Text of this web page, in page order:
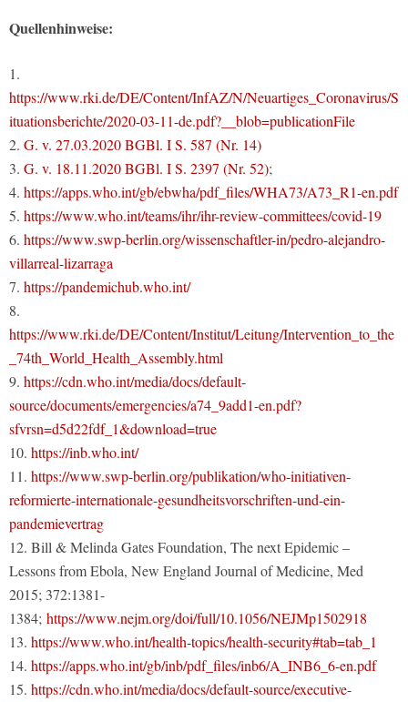
Quellenhinweise:
1.
https://www.rki.de/DE/Content/InfAZ/N/Neuartiges_Coronavirus/S
ituationsberichte/2020-03-11-de.pdf?__blob=publicationFile
2. G. v. 27.03.2020 BGBl. I S. 587 (Nr. 14)
3. G. v. 18.11.2020 BGBl. I S. 2397 (Nr. 52);
4. https://apps.who.int/gb/ebwha/pdf_files/WHA73/A73_R1-en.pdf
5. https://www.who.int/teams/ihr/ihr-review-committees/covid-19
6. https://www.swp-berlin.org/wissenschaftler-in/pedro-alejandro-
villarreal-lizarraga
7. https://pandemichub.who.int/
8.
https://www.rki.de/DE/Content/Institut/Leitung/Intervention_to_the
_74th_World_Health_Assembly.html
9. https://cdn.who.int/media/docs/default-
source/documents/emergencies/a74_9add1-en.pdf?
sfvrsn=d5d22fdf_1&download=true
10. https://inb.who.int/
11. https://www.swp-berlin.org/publikation/who-initiativen-
reformierte-internationale-gesundheitsvorschriften-und-ein-
pandemievertrag
12. Bill & Melinda Gates Foundation, The next Epidemic –
Lessons from Ebola, New England Journal of Medicine, Med
2015; 372:1381-
1384; https://www.nejm.org/doi/full/10.1056/NEJMp1502918
13. https://www.who.int/health-topics/health-security#tab=tab_1
14. https://apps.who.int/gb/inb/pdf_files/inb6/A_INB6_6-en.pdf
15. https://cdn.who.int/media/docs/default-source/executive-